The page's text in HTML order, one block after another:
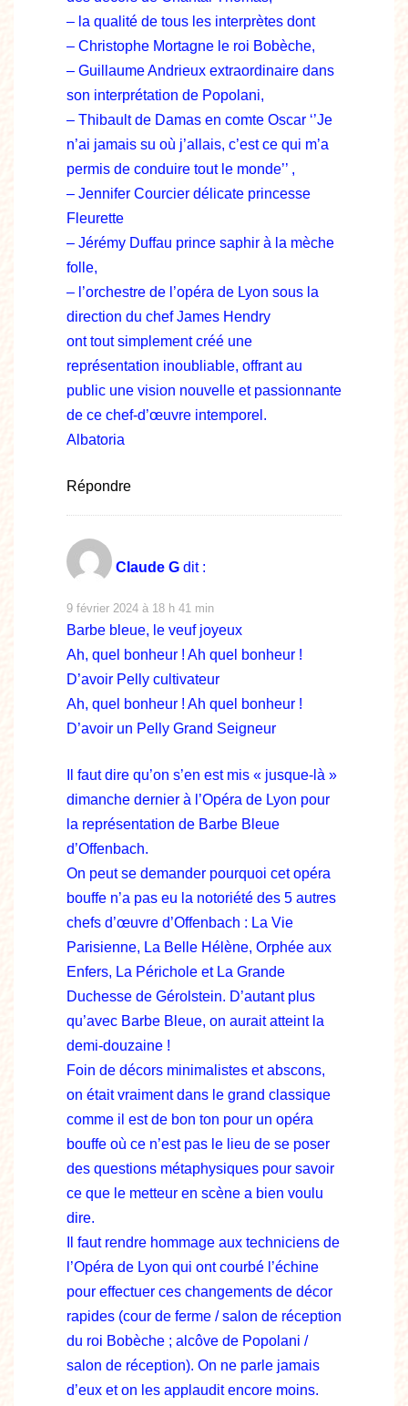
– la qualité de tous les interprètes dont
– Christophe Mortagne le roi Bobèche,
– Guillaume Andrieux extraordinaire dans
son interprétation de Popolani,
– Thibault de Damas en comte Oscar ‘’Je
n’ai jamais su où j’allais, c’est ce qui m’a
permis de conduire tout le monde’’ ,
– Jennifer Courcier délicate princesse
Fleurette
– Jérémy Duffau prince saphir à la mèche
folle,
– l’orchestre de l’opéra de Lyon sous la
direction du chef James Hendry
ont tout simplement créé une
représentation inoubliable, offrant au
public une vision nouvelle et passionnante
de ce chef-d’œuvre intemporel.
Albatoria
Répondre
Claude G dit :
9 février 2024 à 18 h 41 min
Barbe bleue, le veuf joyeux
Ah, quel bonheur ! Ah quel bonheur !
D’avoir Pelly cultivateur
Ah, quel bonheur ! Ah quel bonheur !
D’avoir un Pelly Grand Seigneur
Il faut dire qu’on s’en est mis « jusque-là »
dimanche dernier à l’Opéra de Lyon pour
la représentation de Barbe Bleue
d’Offenbach.
On peut se demander pourquoi cet opéra
bouffe n’a pas eu la notoriété des 5 autres
chefs d’œuvre d’Offenbach : La Vie
Parisienne, La Belle Hélène, Orphée aux
Enfers, La Périchole et La Grande
Duchesse de Gérolstein. D’autant plus
qu’avec Barbe Bleue, on aurait atteint la
demi-douzaine !
Foin de décors minimalistes et abscons,
on était vraiment dans le grand classique
comme il est de bon ton pour un opéra
bouffe où ce n’est pas le lieu de se poser
des questions métaphysiques pour savoir
ce que le metteur en scène a bien voulu
dire.
Il faut rendre hommage aux techniciens de
l’Opéra de Lyon qui ont courbé l’échine
pour effectuer ces changements de décor
rapides (cour de ferme / salon de réception
du roi Bobèche ; alcôve de Popolani /
salon de réception). On ne parle jamais
d’eux et on les applaudit encore moins.